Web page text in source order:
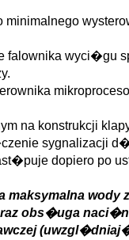
falownika
na konstrukcji
sygnalizacji
dopiero po
obs�uga